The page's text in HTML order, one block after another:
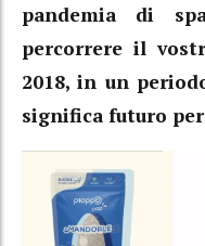
pandemia di
percorrere il
2018, in un
significa futuro